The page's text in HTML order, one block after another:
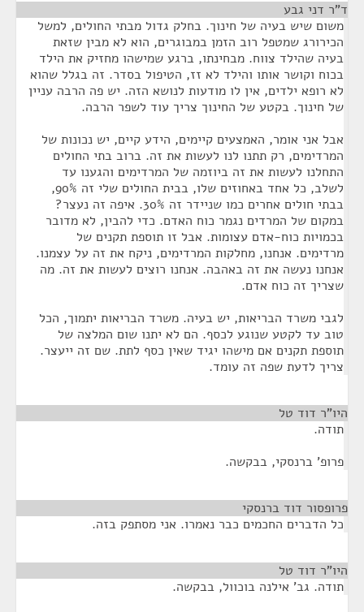
ד"ר דני גבע
משום שיש בעיה של חינוך. בחלק גדול מבתי החולים, למשל
הכירורג שמטפל רוב הזמן במבוגרים, הוא לא מבין שזאת
בעיה שהילד צווח. מבחינתו, ברגע שמישהו מחזיק את הילד
בכוח וקושר אותו והילד לא זז, הטיפול בסדר. זה בגלל שהוא
לא רופא ילדים, אין לו מודעות לנושא הזה. יש פה הרבה עניין
של חינוך. בקטע של החינוך צריך עוד לשפר הרבה.
אבל אני אומר, האמצעים קיימים, הידע קיים, יש נכונות של
המרדימים, רק תתנו לנו לעשות את זה. ברוב בתי החולים
התחלנו לעשות את זה ביוזמה של המרדימים והגענו עד
לשלב, כל אחד באחוזים שלו, בבית החולים שלי זה 90%,
בבתי חולים אחרים כמו שניידר זה 30%. איפה זה נעצר?
במקום של המרדים נגמר כוח האדם. כדי להבין, לא מדובר
בכמויות כוח-אדם עצומות. אבל זו תוספת תקנים של
מרדימים. אנחנו, מחלקות המרדימים, ניקח את זה על עצמנו.
אנחנו נעשה את זה באהבה. אנחנו רוצים לעשות את זה. מה
שצריך זה כוח אדם.
לגבי משרד הבריאות, יש בעיה. משרד הבריאות יתמוך, הכל
טוב עד לקטע שנוגע לכסף. הם לא יתנו שום המלצה של
תוספת תקנים אם מישהו יגיד שאין כסף לתת. שם זה ייעצר.
צריך לדעת שפה זה עומד.
היו"ר דוד טל
תודה.
פרופ' ברנסקי, בבקשה.
פרופסור דוד ברנסקי
כל הדברים החכמים כבר נאמרו. אני מסתפק בזה.
היו"ר דוד טל
תודה. גב' אילנה בוכוול, בבקשה.